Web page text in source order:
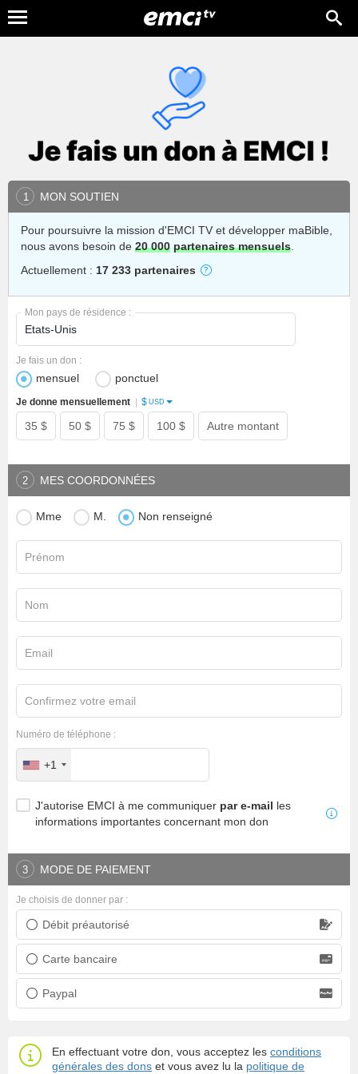
1 MON SOUTIEN
Pour poursuivre la mission d'EMCI TV et développer maBible,
nous avons besoin de 20 000 partenaires mensuels.
Actuellement : 17 233 partenaires
Mon pays de résidence :
mensuel ponctuel
Je fais un don :
35 $ 50 $ 75 $ 100 $ Autre montant
Je donne mensuellement $ USD
2 MES COORDONNÉES
Mme M. Non renseigné
Prénom
Nom
Email
Confirmez votre email
Numéro de téléphone :
+1
J'autorise EMCI à me communiquer par e-mail les
informations importantes concernant mon don
3 MODE DE PAIEMENT
Débit préautorisé
Prélèvement bancaire
Carte bancaire
Carte bancaire
Paypal
Paypal
Je choisis de donner par :
En effectuant votre don, vous acceptez les conditions
générales des dons et vous avez lu la politique de